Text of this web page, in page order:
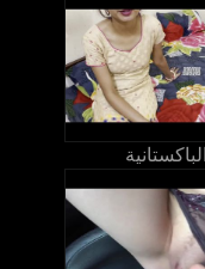
الباكستانية